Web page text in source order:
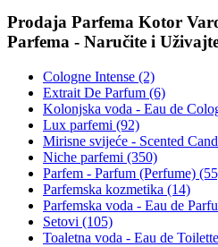
Prodaja Parfema Kotor
Parfema - Naručite i
Cologne Intense (2)
Extrait De Parfum (6)
Kolonjska voda - Eau de
Lux parfemi (92)
Mirisne svijeće - Scented
Niche parfemi (350)
Parfem - Parfum (Perfume)
Parfemska kozmetika (14)
Parfemska voda - Eau de
Setovi (105)
Toaletna voda - Eau de